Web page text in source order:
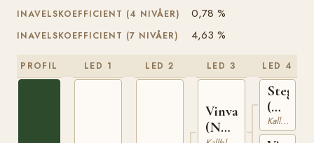
INAVELSKOEFFICIENT (4 NIVÅER) 0,78 %
INAVELSKOEFFICIENT (7 NIVÅER) 4,63 %
PROFIL LED 1 LED 2 LED 3
Vinvar
(NO)
LED 4
Stegg
(NO)
T-
169
Kallblodig Travare